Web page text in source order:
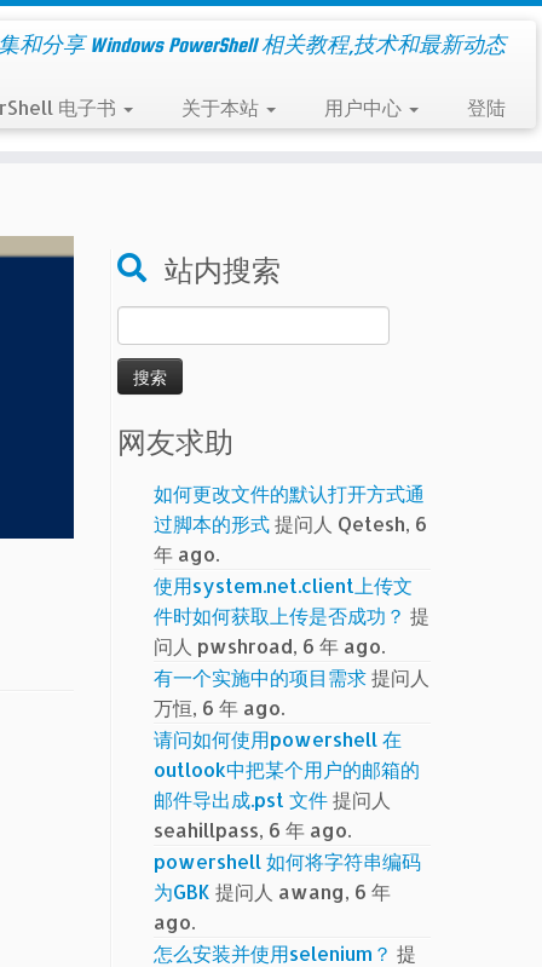
和分享 Windows PowerShell 相关教程,技术和最新动态
电子书 关于本站 用户中心 登陆
站内搜索
索：
网友求助
如何更改文件的默认打开方式通
过脚本的形式提问人 Qetesh, 6
年 ago.
使用system.net.client上传文
件时如何获取上传是否成功？ 提
问人 pwshroad, 6 年 ago.
有一个实施中的项目需求提问人
万恒, 6 年 ago.
请问如何使用powershell 在
outlook中把某个用户的邮箱的
邮件导出成.pst 文件提问人
seahillpass, 6 年 ago.
powershell 如何将字符串编码
为GBK 提问人 awang, 6 年
ago.
怎么安装并使用selenium？ 提